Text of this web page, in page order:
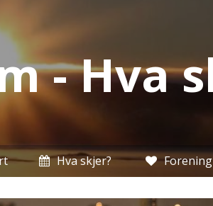
- Hva
Hva skjer? Forening